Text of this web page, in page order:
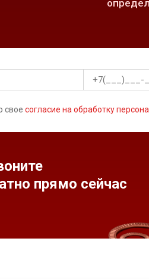
свое согласие на обработку
прямо сейчас